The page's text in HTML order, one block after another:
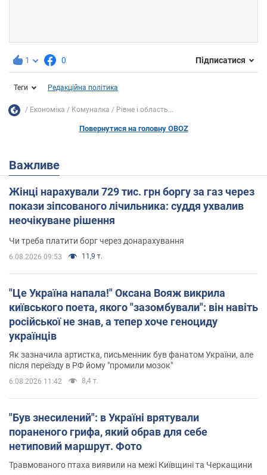
1 0 Підписатися
Теги Редакційна політика
Економіка Комуналка Рівне і область...
Повернутися на головну OBOZ
Важливе
Жінці нарахували 729 тис. грн боргу за газ через
покази зіпсованого лічильника: суддя ухвалив
неочікуване рішення
Чи треба платити борг через донарахування
6.08.2026 09:53 11,9 т.
"Це Україна напала!" Оксана Вояж викрила
київського поета, якого "зазомбували": він навіть
російської не знав, а тепер хоче геноциду
українців
Як зазначила артистка, письменник був фанатом України, але
після переїзду в РФ йому "промили мозок"
6.08.2026 11:42 8,4 т.
"Був знесилений": в Україні врятували
пораненого грифа, який обрав для себе
нетиповий маршрут. Фото
Травмованого птаха виявили на межі Київщині та Черкащини